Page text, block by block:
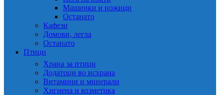
Машинки и ножици
Останато
Кафези
Домови, легла
Останато
Птици
Храна за птици
Додатоци во исхрана
Витамини и минерали
Хигиена и козметика